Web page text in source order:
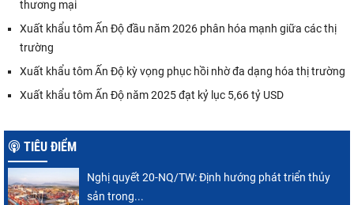
thương mại
Xuất khẩu tôm Ấn Độ đầu năm 2026 phân hóa mạnh giữa các thị
trường
Xuất khẩu tôm Ấn Độ kỳ vọng phục hồi nhờ đa dạng hóa thị trường
Xuất khẩu tôm Ấn Độ năm 2025 đạt kỷ lục 5,66 tỷ USD
TIÊU ĐIỂM
Nghị quyết 20-NQ/TW: Định hướng phát triển thủy
sản trong...